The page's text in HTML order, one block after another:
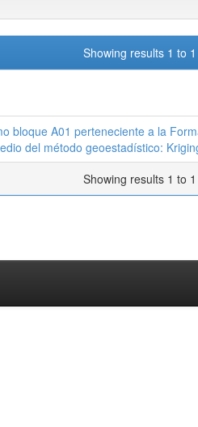
Showing results 1 to 1
bloque A01 perteneciente a la
del método geoestadístico:
Showing results 1 to 1